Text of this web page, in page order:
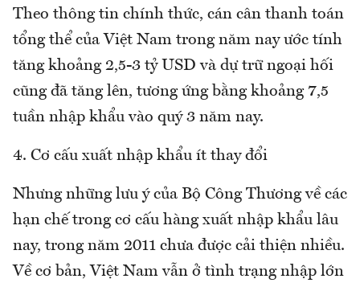
Theo thông tin chính thức, cán cân thanh toán
tổng thể của Việt Nam trong năm nay ước tính
tăng khoảng 2,5-3 tỷ USD và dự trữ ngoại hối
cũng đã tăng lên, tương ứng bằng khoảng 7,5
tuần nhập khẩu vào quý 3 năm nay.
4. Cơ cấu xuất nhập khẩu ít thay đổi
Nhưng những lưu ý của Bộ Công Thương về các
hạn chế trong cơ cấu hàng xuất nhập khẩu lâu
nay, trong năm 2011 chưa được cải thiện nhiều.
Về cơ bản, Việt Nam vẫn ở tình trạng nhập lớn